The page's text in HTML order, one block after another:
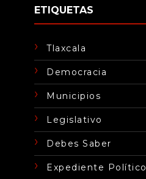
ETIQUETAS
Tlaxcala
Democracia
Municipios
Legislativo
Debes Saber
Expediente Político